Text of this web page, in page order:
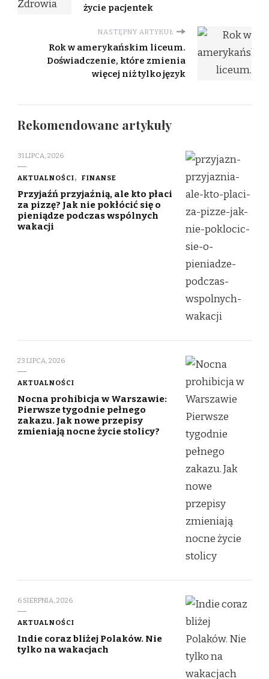
życie pacjentek
NASTĘPNY ARTYKUŁ
Rok w amerykańskim liceum.
Doświadczenie, które zmienia
więcej niż tylko język
Rekomendowane artykuły
31 LIPCA, 2026
AKTUALNOŚCI FINANSE
Przyjaźń przyjaźnią, ale kto płaci
za pizzę? Jak nie pokłócić się o
pieniądze podczas wspólnych
wakacji
23 LIPCA, 2026
AKTUALNOŚCI
Nocna prohibicja w Warszawie:
Pierwsze tygodnie pełnego
zakazu. Jak nowe przepisy
zmieniają nocne życie stolicy?
6 SIERPNIA, 2026
AKTUALNOŚCI
Indie coraz bliżej Polaków. Nie
tylko na wakacjach